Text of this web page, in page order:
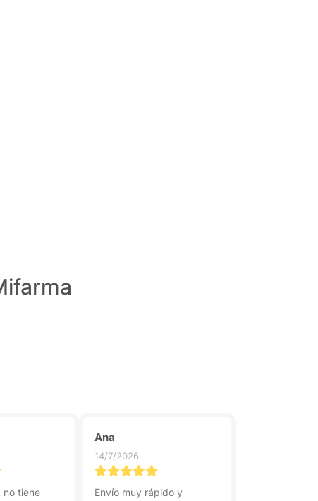
no tiene
Ana
14/7/2026
Envío muy rápido y